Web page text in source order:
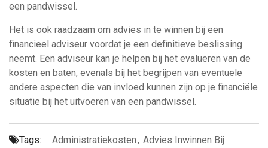
een pandwissel.
Het is ook raadzaam om advies in te winnen bij een
financieel adviseur voordat je een definitieve beslissing
neemt. Een adviseur kan je helpen bij het evalueren van de
kosten en baten, evenals bij het begrijpen van eventuele
andere aspecten die van invloed kunnen zijn op je financiële
situatie bij het uitvoeren van een pandwissel.
Tags: Administratiekosten, Advies Inwinnen Bij